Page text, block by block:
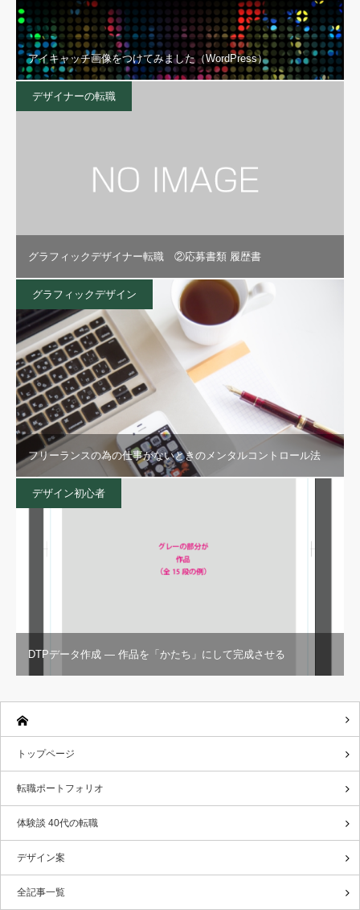
アイキャッチ画像をつけてみました（WordPress）
デザイナーの転職
グラフィックデザイナー転職 ②応募書類 履歴書
グラフィックデザイン
フリーランスの為の仕事がないときのメンタルコントロール法
デザイン初心者
DTPデータ作成 — 作品を「かたち」にして完成させる
トップページ
転職ポートフォリオ
体験談 40代の転職
デザイン案
全記事一覧